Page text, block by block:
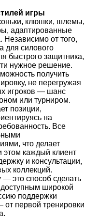
игры
клюшки, шлемы,
адаптированные
Независимо от того,
для силового
быстрого защитника,
нужное решение.
получить
не перегружая
игроков — шанс
или турниром.
позиции,
на
Все
что делает
каждый клиент
и консультации,
коллекций.
— это способ сделать
широкой
поддержки
от первой тренировки